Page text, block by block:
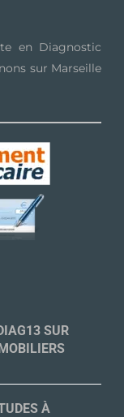
en Diagnostic
sur Marseille
SUR
À